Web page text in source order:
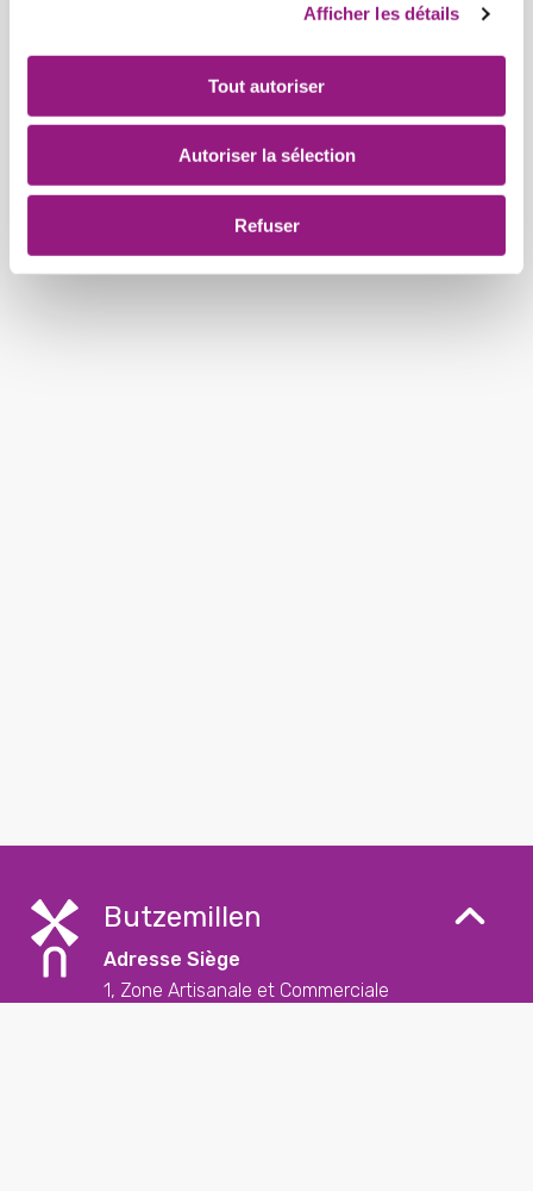
Afficher les détails
Tout autoriser
Autoriser la sélection
Refuser
Butzemillen
Adresse Siège
1, Zone Artisanale et Commerciale